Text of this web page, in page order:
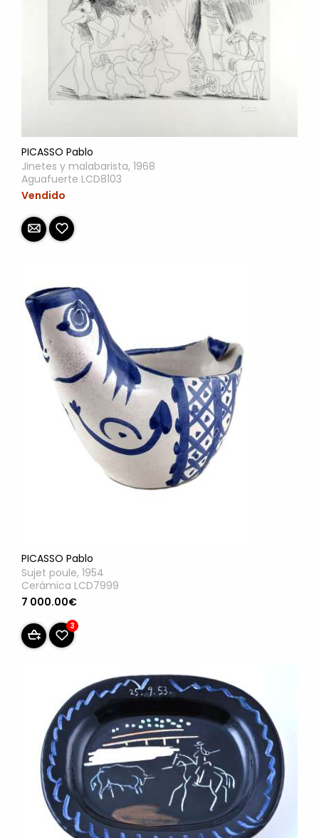
PICASSO Pablo
Jinetes y malabarista, 1968
Aguafuerte LCD8103
Vendido
PICASSO Pablo
Sujet poule, 1954
Cerámica LCD7999
7 000.00€
3